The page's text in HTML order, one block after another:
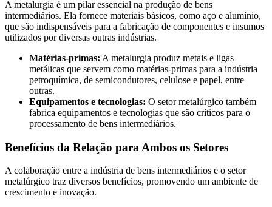
A metalurgia é um pilar essencial na produção de bens
intermediários. Ela fornece materiais básicos, como aço e alumínio,
que são indispensáveis para a fabricação de componentes e insumos
utilizados por diversas outras indústrias.
Matérias-primas: A metalurgia produz metais e ligas
metálicas que servem como matérias-primas para a indústria
petroquímica, de semicondutores, celulose e papel, entre
outras.
Equipamentos e tecnologias: O setor metalúrgico também
fabrica equipamentos e tecnologias que são críticos para o
processamento de bens intermediários.
Benefícios da Relação para Ambos os Setores
A colaboração entre a indústria de bens intermediários e o setor
metalúrgico traz diversos benefícios, promovendo um ambiente de
crescimento e inovação.